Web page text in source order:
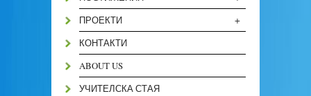
+
ПРОЕКТИ
КОНТАКТИ
ABOUT US
УЧИТЕЛСКА СТАЯ